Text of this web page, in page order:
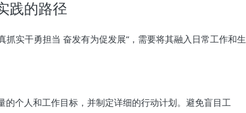
践的路径
抓实干勇担当 奋发有为促发展”，需要将其融入日常工作和生
的个人和工作目标，并制定详细的行动计划。避免盲目工